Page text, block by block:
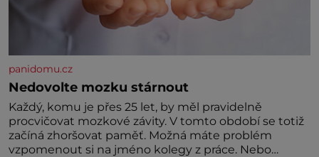
panidomu.cz
Nedovolte mozku stárnout
Každý, komu je přes 25 let, by měl pravidelně
procvičovat mozkové závity. V tomto období se totiž
začíná zhoršovat paměť. Možná máte problém
vzpomenout si na jméno kolegy z práce. Nebo